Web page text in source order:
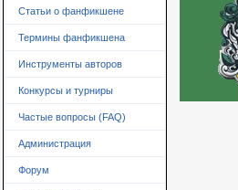
Статьи о фанфикшене
Термины фанфикшена
Инструменты авторов
Конкурсы и турниры
Частые вопросы (FAQ)
Администрация
Форум